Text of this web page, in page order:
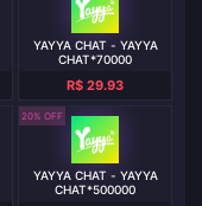
YAYYA CHAT - YAYYA
CHAT*70000
R$ 29.93
20% OFF
YAYYA CHAT - YAYYA
CHAT*500000